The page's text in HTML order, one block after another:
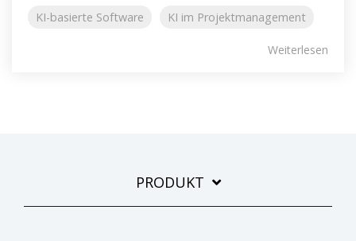
KI-basierte Software KI im Projektmanagement
Weiterlesen
PRODUKT